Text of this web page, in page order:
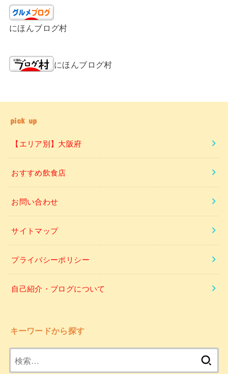
にほんブログ村
にほんブログ村
pick up
【エリア別】大阪府
おすすめ飲食店
お問い合わせ
サイトマップ
プライバシーポリシー
自己紹介・ブログについて
キーワードから探す